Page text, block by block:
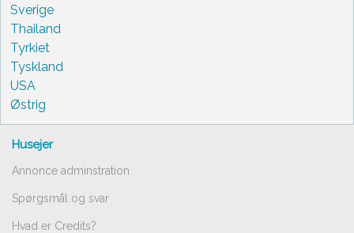
Sverige
Thailand
Tyrkiet
Tyskland
USA
Østrig
Husejer
Annonce adminstration
Spørgsmål og svar
Hvad er Credits?